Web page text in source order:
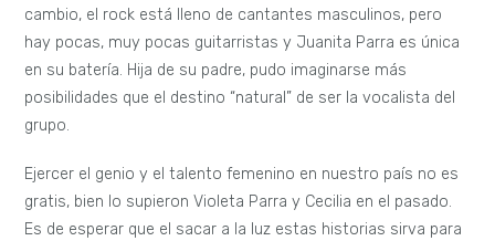
cambio, el rock está lleno de cantantes masculinos, pero
hay pocas, muy pocas guitarristas y Juanita Parra es única
en su batería. Hija de su padre, pudo imaginarse más
posibilidades que el destino “natural” de ser la vocalista del
grupo.
Ejercer el genio y el talento femenino en nuestro país no es
gratis, bien lo supieron Violeta Parra y Cecilia en el pasado.
Es de esperar que el sacar a la luz estas historias sirva para